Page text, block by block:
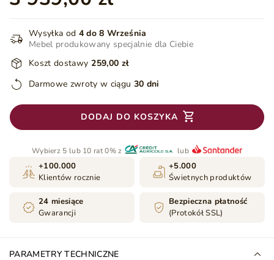
Wysyłka od 4 do 8 Września
Mebel produkowany specjalnie dla Ciebie
Koszt dostawy 259,00 zł
Darmowe zwroty w ciągu 30 dni
DODAJ DO KOSZYKA
Wybierz 5 lub 10 rat 0% z lub
+100.000
Klientów rocznie
+5.000
Świetnych produktów
24 miesiące
Gwarancji
Bezpieczna płatność
(Protokół SSL)
PARAMETRY TECHNICZNE